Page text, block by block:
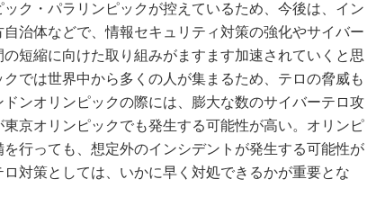
ク・パラリンピックが控えているため、今後は、イン
治体などで、情報セキュリティ対策の強化やサイバー
短縮に向けた取り組みがますます加速されていくと思
では世界中から多くの人が集まるため、テロの脅威も
ンオリンピックの際には、膨大な数のサイバーテロ攻
京オリンピックでも発生する可能性が高い。オリンピ
行っても、想定外のインシデントが発生する可能性が
対策としては、いかに早く対処できるかが重要とな